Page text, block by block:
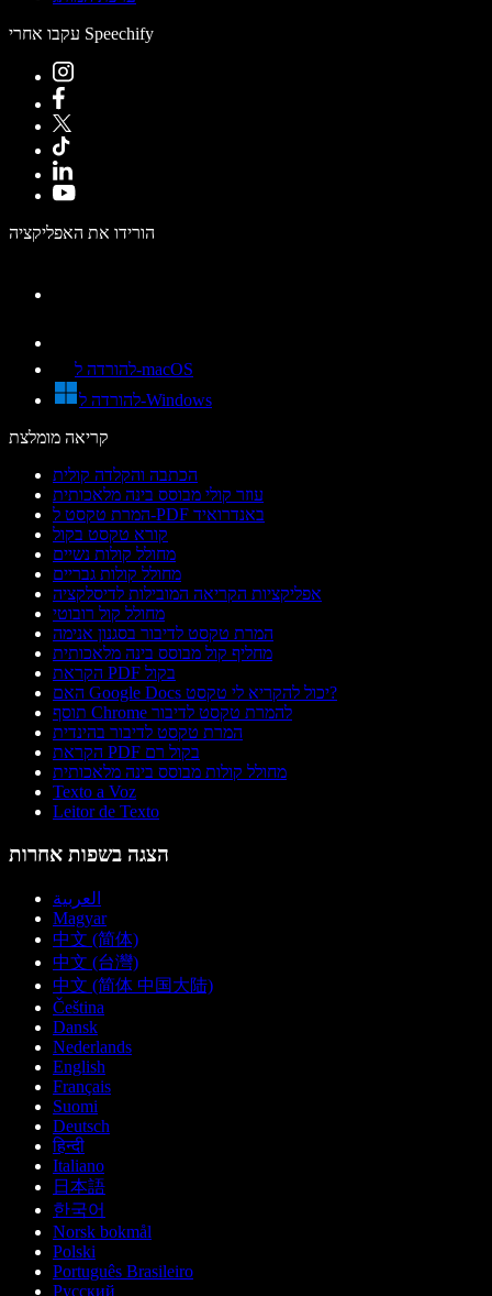
עקבו אחרי Speechify
הורידו את האפליקציה
להורדה ל-macOS
להורדה ל-Windows
קריאה מומלצת
הכתבה והקלדה קולית
עוזר קולי מבוסס בינה מלאכותית
המרת טקסט ל-PDF באנדרואיד
קורא טקסט בקול
מחולל קולות נשיים
מחולל קולות גבריים
אפליקציות הקריאה המובילות לדיסלקציה
מחולל קול רובוטי
המרת טקסט לדיבור בסגנון אנימה
מחליף קול מבוסס בינה מלאכותית
הקראת PDF בקול
האם Google Docs יכול להקריא לי טקסט?
תוסף Chrome להמרת טקסט לדיבור
המרת טקסט לדיבור בהינדית
הקראת PDF בקול רם
מחולל קולות מבוסס בינה מלאכותית
Texto a Voz
Leitor de Texto
הצגה בשפות אחרות
العربية
Magyar
中文 (简体)
中文 (台灣)
中文 (简体 中国大陆)
Čeština
Dansk
Nederlands
English
Français
Suomi
Deutsch
हिन्दी
Italiano
日本語
한국어
Norsk bokmål
Polski
Português Brasileiro
Русский